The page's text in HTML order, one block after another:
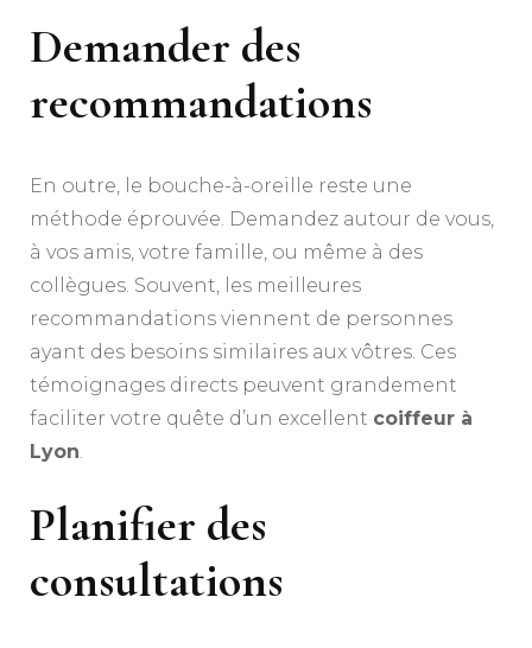
Demander des
recommandations
En outre, le bouche-à-oreille reste une
méthode éprouvée. Demandez autour de vous,
à vos amis, votre famille, ou même à des
collègues. Souvent, les meilleures
recommandations viennent de personnes
ayant des besoins similaires aux vôtres. Ces
témoignages directs peuvent grandement
faciliter votre quête d’un excellent coiffeur à
Lyon.
Planifier des
consultations